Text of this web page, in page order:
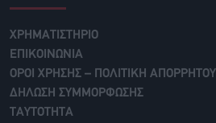
ΧΡΗΜΑΤΙΣΤΗΡΙΟ
ΕΠΙΚΟΙΝΩΝΙΑ
ΟΡΟΙ ΧΡΗΣΗΣ – ΠΟΛΙΤΙΚΗ ΑΠΟΡΡΗΤΟΥ
ΔΗΛΩΣΗ ΣΥΜΜΟΡΦΩΣΗΣ
ΤΑΥΤΟΤΗΤΑ